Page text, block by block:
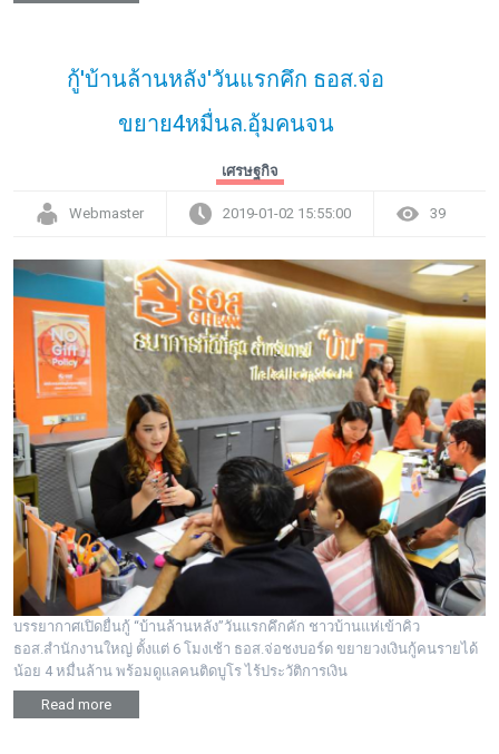
กู้'บ้านล้านหลัง'วันแรกคึก ธอส.จ่อ
ขยาย4หมื่นล.อุ้มคนจน
เศรษฐกิจ
Webmaster 2019-01-02 15:55:00 39
บรรยากาศเปิดยื่นกู้ “บ้านล้านหลัง”วันแรกคึกคัก ชาวบ้านแห่เข้าคิว
ธอส.สำนักงานใหญ่ ตั้งแต่ 6 โมงเช้า ธอส.จ่อชงบอร์ด ขยายวงเงินกู้คนรายได้
น้อย 4 หมื่นล้าน พร้อมดูแลคนติดบูโร ไร้ประวัติการเงิน
Read more